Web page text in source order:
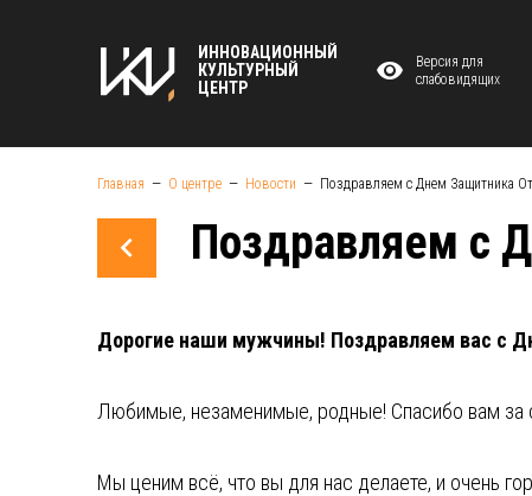
ИННОВАЦИОННЫЙ
КУЛЬТУРНЫЙ
ЦЕНТР
Версия для
слабовидящих
Главная О центре Новости Поздравляем с Днем Защитника
Поздравляем с
Дорогие наши мужчины! Поздравляем вас с
Любимые, незаменимые, родные! Спасибо вам за
Мы ценим всё, что вы для нас делаете, и очень